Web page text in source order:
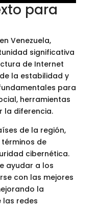
para
Venezuela,
significativa
de Internet
la estabilidad y
para
herramientas
la diferencia.
de la región,
de
cibernética.
ayudar a los
con las mejores
la
las redes